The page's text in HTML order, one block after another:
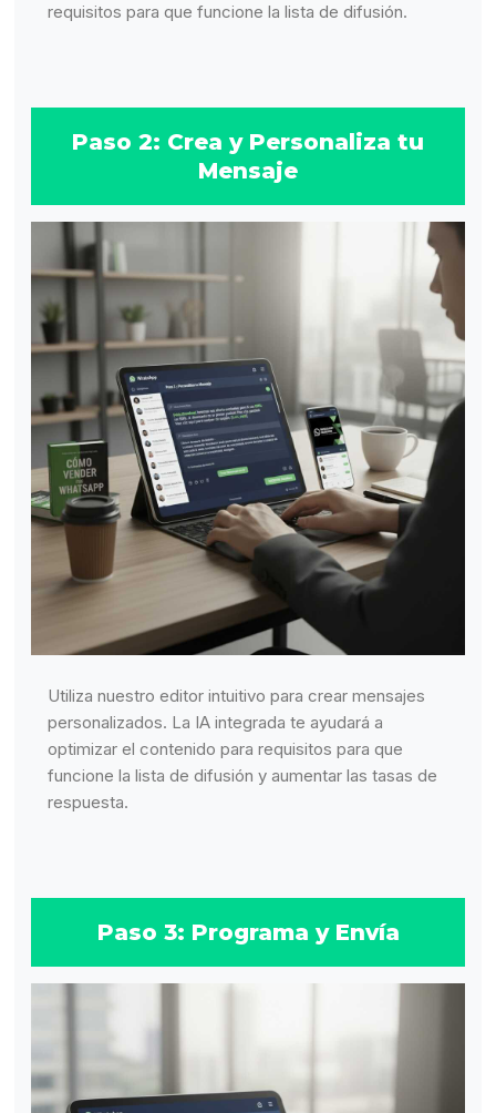
requisitos para que funcione la lista de difusión.
Paso 2: Crea y Personaliza tu
Mensaje
Utiliza nuestro editor intuitivo para crear mensajes
personalizados. La IA integrada te ayudará a
optimizar el contenido para requisitos para que
funcione la lista de difusión y aumentar las tasas de
respuesta.
Paso 3: Programa y Envía